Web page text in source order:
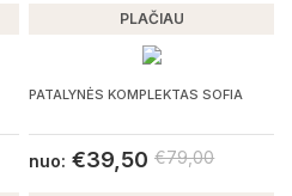
PLAČIAU
PATALYNĖS KOMPLEKTAS SOFIA
nuo: €39,50 €79,00